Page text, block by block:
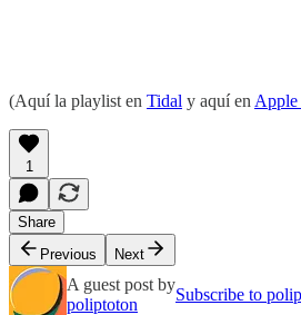
(Aquí la playlist en Tidal y aquí en
1
Share
Previous
Next
A guest post by
poliptoton
Subscribe to